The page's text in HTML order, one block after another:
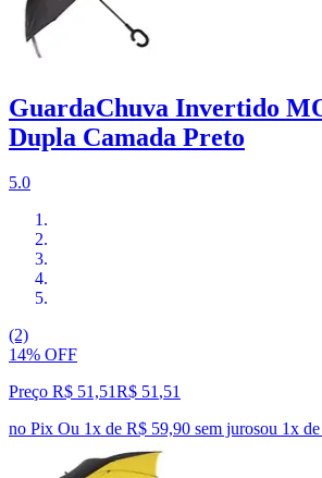
GuardaChuva Invertido
Dupla Camada Preto
5.0
(2)
14% OFF
Preço R$ 51,51R$ 51,51
no Pix Ou 1x de R$ 59,90 sem jurosou 1x de